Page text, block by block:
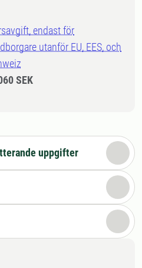
endast för
utanför EU, EES, och
SEK
uppgifter